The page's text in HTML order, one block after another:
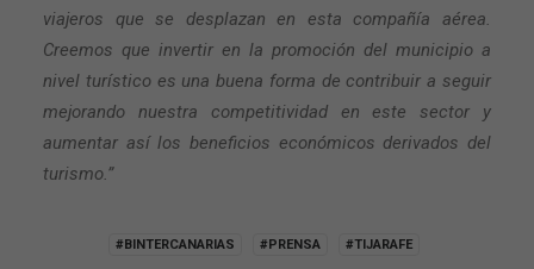
viajeros que se desplazan en esta compañía aérea.
Creemos que invertir en la promoción del municipio a
nivel turístico es una buena forma de contribuir a seguir
mejorando nuestra competitividad en este sector y
aumentar así los beneficios económicos derivados del
turismo.”
#BINTERCANARIAS #PRENSA #TIJARAFE